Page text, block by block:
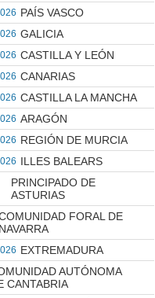
PAÍS VASCO
GALICIA
CASTILLA Y LEÓN
CANARIAS
CASTILLA LA MANCHA
ARAGÓN
REGIÓN DE MURCIA
ILLES BALEARS
PRINCIPADO DE
ASTURIAS
FORAL DE
NAVARRA
EXTREMADURA
AUTÓNOMA
CANTABRIA